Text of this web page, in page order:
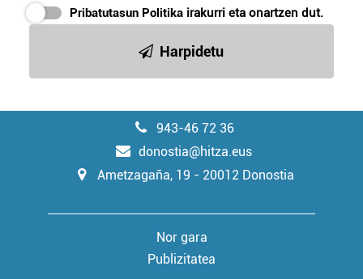
Pribatutasun Politika irakurri eta onartzen dut.
Harpidetu
943-46 72 36
donostia@hitza.eus
Ametzagaña, 19 - 20012 Donostia
Nor gara
Publizitatea